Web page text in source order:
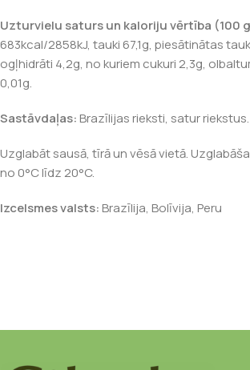
Uzturvielu saturs un kaloriju vērtība (100
683kcal/2858kJ, tauki 67,1g, piesātinātas
ogļhidrāti 4,2g, no kuriem cukuri 2,3g,
0,01g.
Sastāvdaļas:Brazīlijas rieksti, satur riekstus.
Uzglabāt sausā, tīrā un vēsā vietā.
no 0°C līdz 20°C.
Izcelsmes valsts:Brazīlija, Bolīvija, Peru